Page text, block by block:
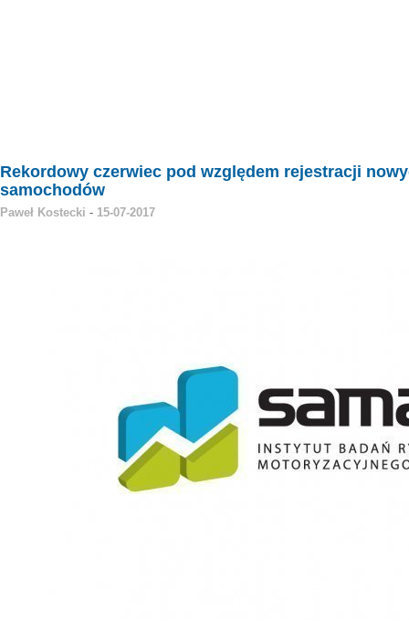
Rekordowy czerwiec pod względem rejestracji
samochodów
Paweł Kostecki - 15-07-2017